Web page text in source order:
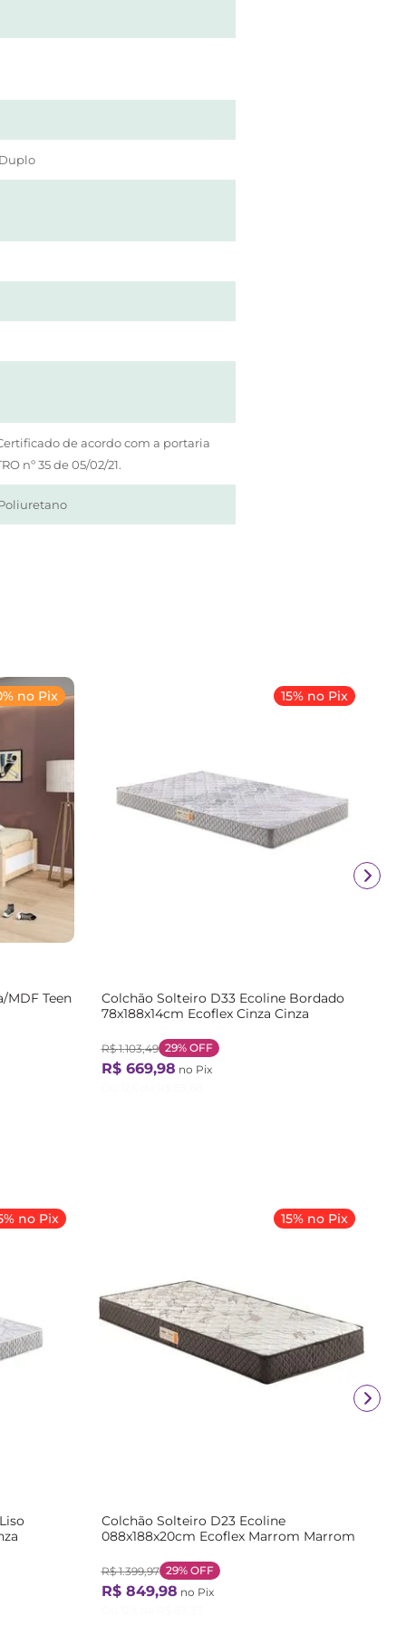
de acordo com a portaria
nº 35 de 05/02/21.
no Pix
MDF Teen
15% no Pix
Colchão Solteiro D33 Ecoline Bordado
78x188x14cm Ecoflex Cinza Cinza
R$ 1.103,49 29%OFF
R$ 669,98 no Pix
no Pix 15% no Pix
Colchão Solteiro D23 Ecoline
088x188x20cm Ecoflex Marrom Marrom
R$ 1.399,97 29%OFF
R$ 849,98 no Pix